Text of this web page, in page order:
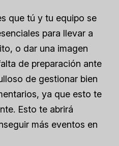
que tú y tu equipo se
para llevar a
o dar una imagen
de preparación ante
de gestionar bien
ya que esto te
Esto te abrirá
más eventos en